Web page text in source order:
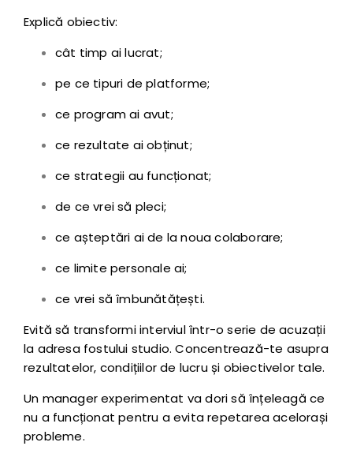
Explică obiectiv:
cât timp ai lucrat;
pe ce tipuri de platforme;
ce program ai avut;
ce rezultate ai obținut;
ce strategii au funcționat;
de ce vrei să pleci;
ce așteptări ai de la noua colaborare;
ce limite personale ai;
ce vrei să îmbunătățești.
Evită să transformi interviul într-o serie de acuzații
la adresa fostului studio. Concentrează-te asupra
rezultatelor, condițiilor de lucru și obiectivelor tale.
Un manager experimentat va dori să înțeleagă ce
nu a funcționat pentru a evita repetarea acelorași
probleme.